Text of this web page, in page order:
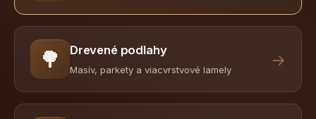
🌳 Drevené podlahy
Masív, parkety a viacvrstvové lamely
→